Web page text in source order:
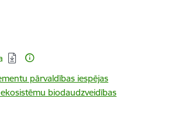
pārvaldības iespējas
biodaudzveidības